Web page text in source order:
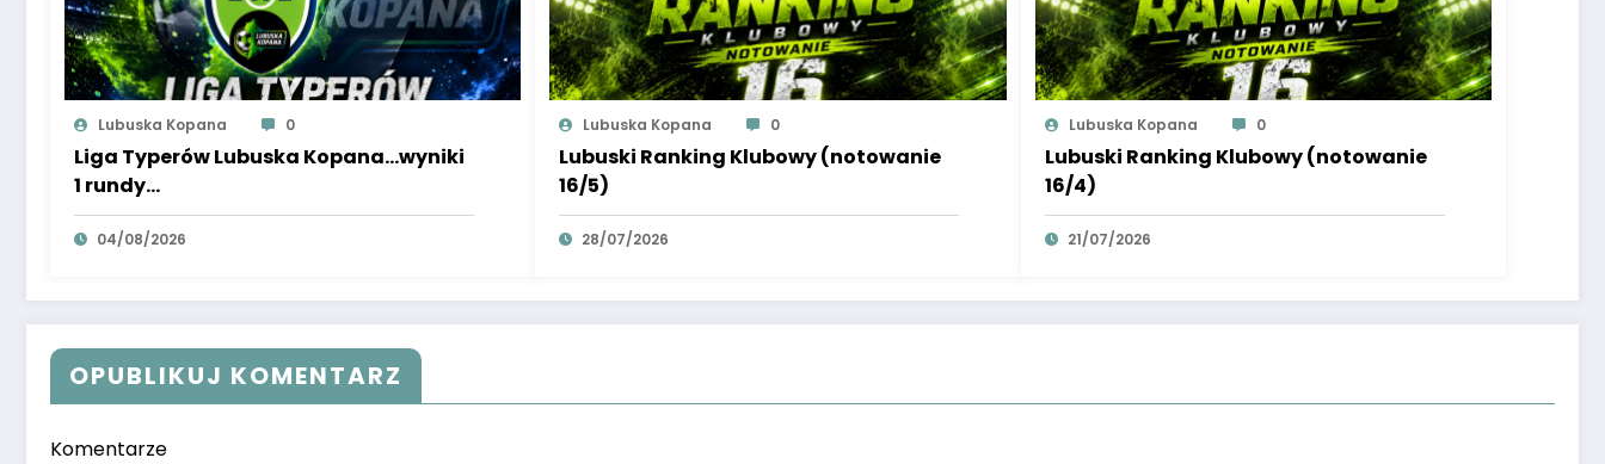
Lubuska Kopana 0
Liga Typerów Lubuska Kopana…wyniki
1 rundy…
04/08/2026
Lubuska Kopana 0
Lubuski Ranking Klubowy (notowanie
16/5)
28/07/2026
Lubuska Kopana 0
Lubuski Ranking Klubowy (notowanie
16/4)
21/07/2026
OPUBLIKUJ KOMENTARZ
Komentarze